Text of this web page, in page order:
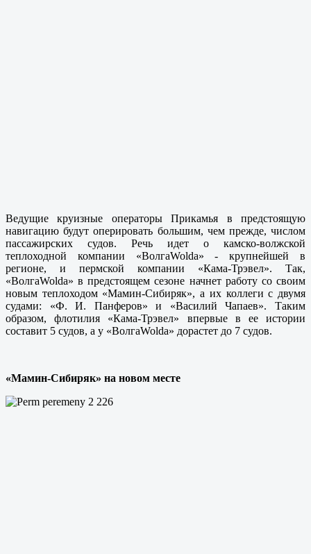
Ведущие круизные операторы Прикамья в предстоящую
навигацию будут оперировать большим, чем прежде, числом
пассажирских судов. Речь идет о камско-волжской
теплоходной компании «ВолгаWolda» - крупнейшей в
регионе, и пермской компании «Кама-Трэвел». Так,
«ВолгаWolda» в предстоящем сезоне начнет работу со своим
новым теплоходом «Мамин-Сибиряк», а их коллеги с двумя
судами: «Ф. И. Панферов» и «Василий Чапаев». Таким
образом, флотилия «Кама-Трэвел» впервые в ее истории
составит 5 судов, а у «ВолгаWolda» дорастет до 7 судов.
«Мамин-Сибиряк» на новом месте